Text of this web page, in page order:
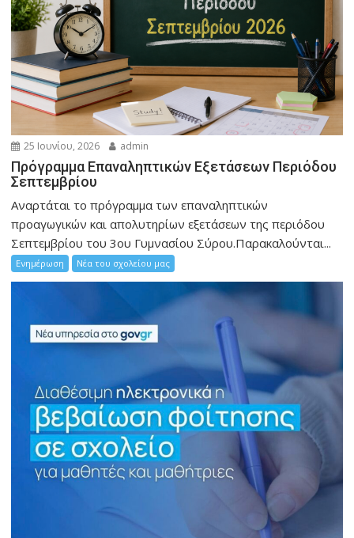
25 Ιουνίου, 2026 admin
Πρόγραμμα Επαναληπτικών Εξετάσεων Περιόδου
Σεπτεμβρίου
Αναρτάται το πρόγραμμα των επαναληπτικών
προαγωγικών και απολυτηρίων εξετάσεων της περιόδου
Σεπτεμβρίου του 3ου Γυμνασίου Σύρου.Παρακαλούνται...
Ενημέρωση Νέα του σχολείου μας